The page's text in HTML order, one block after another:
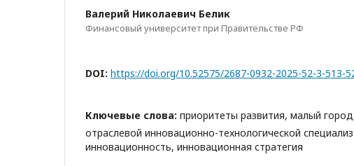
Валерий Николаевич Белик
Финансовый университет при Правительстве РФ
DOI: https://doi.org/10.52575/2687-0932-2025-52-3-513-
Ключевые слова: приоритеты развития, малый
отраслевой инновационно-технологической
инновационность, инновационная стратегия